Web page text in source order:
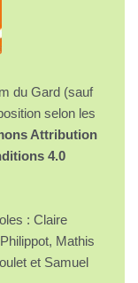
du Gard (sauf
selon les
Attribution
4.0
: Claire
Mathis
et Samuel